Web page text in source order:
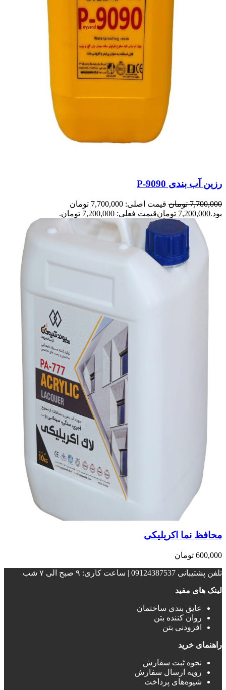
رزین آب بندی P-9090
7,700,000 تومان
قیمت اصلی: 7,700,000 تومان
بود.7,200,000 تومانقیمت فعلی: 7,200,000 تومان.
محافظ نما اکریلیکی
600,000 تومان
تلفن پشتیبانی 09124387537 | ساعت کاری: ۹ صبح الی ۷ شب
لینک های مفید
عایق بندی ساختمان‌
روان کننده بتن
افزودنی بتن
راهنمای خرید
نحوه ثبت سفارش
رویه ارسال سفارش
شیوه‌های پرداخت